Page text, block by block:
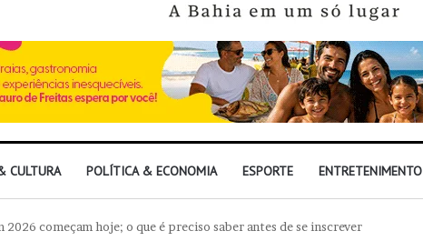
CULTURA POLÍTICA & ECONOMIA ESPORTE ENTRETENIMENTO
2026 começam hoje; o que é preciso saber antes de se inscrever